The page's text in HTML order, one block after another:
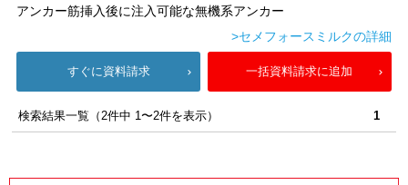
アンカー筋挿入後に注入可能な無機系アンカー
>セメフォースミルクの詳細
すぐに資料請求 一括資料請求に追加
検索結果一覧（2件中 1〜2件を表示） 1